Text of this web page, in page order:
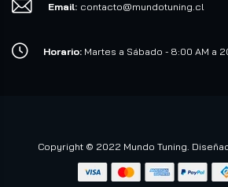
Email: contacto@mundotuning.cl
Horario: Martes a Sábado - 8:00 AM a
Copyright © 2022 Mundo Tuning.